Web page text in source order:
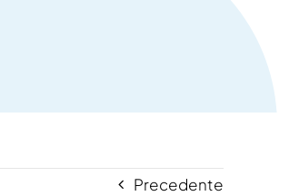
Precedente